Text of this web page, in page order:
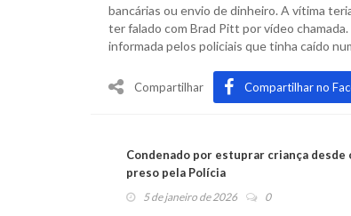
bancárias ou envio de dinheiro. A vítima
ter falado com Brad Pitt por vídeo
informada pelos policiais que tinha caído
Compartilhar Compartilhar no
Condenado por estuprar criança desde
preso pela Polícia
5 de janeiro de 2026 0